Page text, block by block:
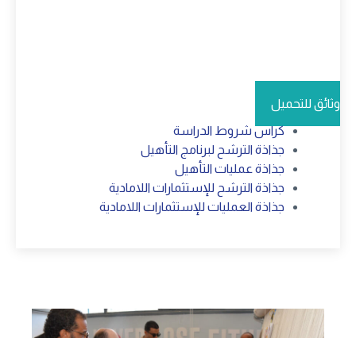
وثائق للتحميل
كراس شروط الدراسة
جذاذة الترشح لبرنامج التأهيل
جذاذة عمليات التأهيل
جذاذة الترشح للإستثمارات اللامادية
جذاذة العمليات للإستثمارات اللامادية